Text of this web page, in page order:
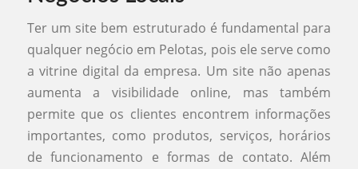
Ter um site bem estruturado é fundamental para
qualquer negócio em Pelotas, pois ele serve como
a vitrine digital da empresa. Um site não apenas
aumenta a visibilidade online, mas também
permite que os clientes encontrem informações
importantes, como produtos, serviços, horários
de funcionamento e formas de contato. Além